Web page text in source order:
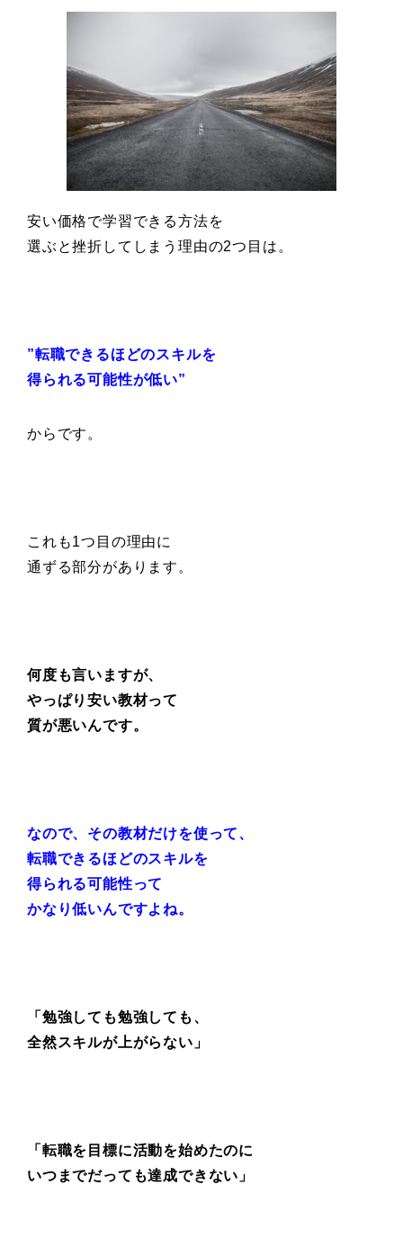
安い価格で学習できる方法を
選ぶと挫折してしまう理由の2つ目は。
”転職できるほどのスキルを
得られる可能性が低い”
からです。
これも1つ目の理由に
通ずる部分があります。
何度も言いますが、
やっぱり安い教材って
質が悪いんです。
なので、その教材だけを使って、
転職できるほどのスキルを
得られる可能性って
かなり低いんですよね。
「勉強しても勉強しても、
全然スキルが上がらない」
「転職を目標に活動を始めたのに
いつまでだっても達成できない」